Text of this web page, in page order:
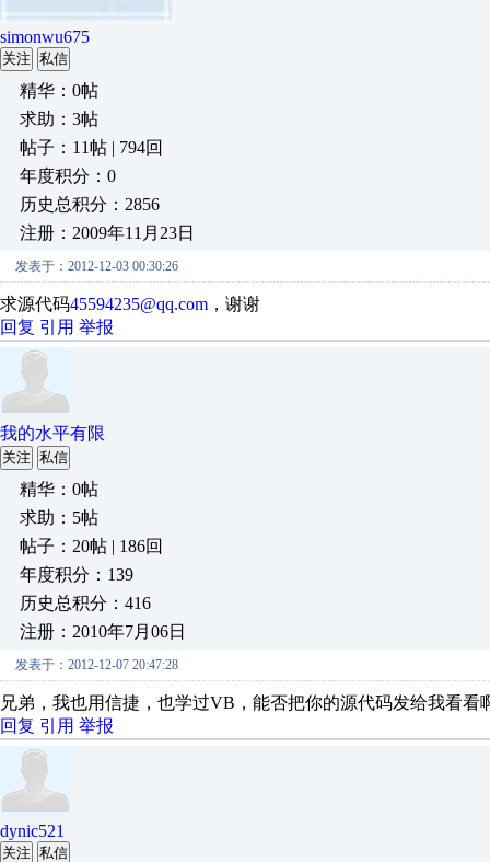
simonwu675
关注 私信
精华：0帖
求助：3帖
帖子：11帖 | 794回
年度积分：0
历史总积分：2856
注册：2009年11月23日
发表于：2012-12-03 00:30:26
求源代码45594235@qq.com ，谢谢
回复 引用 举报
我的水平有限
关注 私信
精华：0帖
求助：5帖
帖子：20帖 | 186回
年度积分：139
历史总积分：416
注册：2010年7月06日
发表于：2012-12-07 20:47:28
兄弟，我也用信捷，也学过VB，能否把你的源代码发给我看看
回复 引用 举报
dynic521
关注 私信